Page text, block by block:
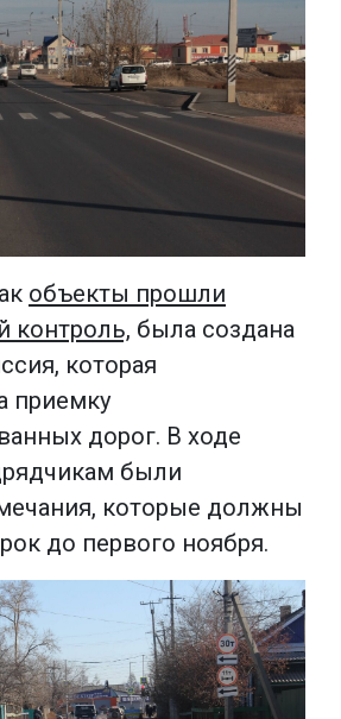
объекты прошли
контроль, была создана
которая
приемку
дорог. В ходе
были
которые должны
до первого ноября.